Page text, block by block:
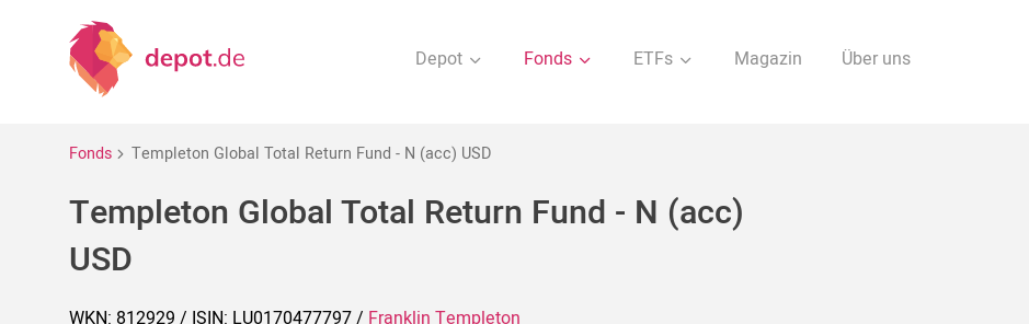
Depot Fonds ETFs Magazin Über uns
Fonds Templeton Global Total Return Fund - N (acc) USD
Templeton Global Total Return Fund - N (acc)
USD